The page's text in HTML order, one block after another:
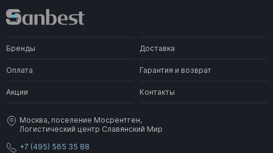
Бренды Доставка
Оплата Гарантия и возврат
Акции Контакты
Москва, поселение Мосрентген,
Логистический центр Славянский Мир
+7 (495) 565 35 88